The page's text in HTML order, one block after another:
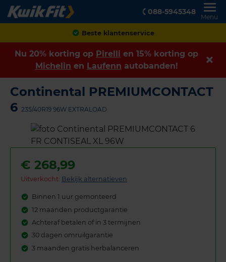
088-5945348
Menu
Beste klantenservice
Nu 20% korting op Pirelli en 15% korting op
Michelin en Laufenn autobanden!
Continental PREMIUMCONTACT
6 235/40R19 96W EXTRALOAD
€ 268,99
Uitverkocht: Bekijk alternatieven
Binnen 1 uur gemonteerd
12 maanden productgarantie
Achteraf betalen of in 3 termijnen
30 dagen omruilgarantie
3 maanden gratis herbalanceren